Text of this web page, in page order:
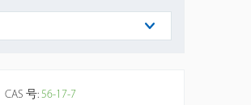
CAS 号: 56-17-7